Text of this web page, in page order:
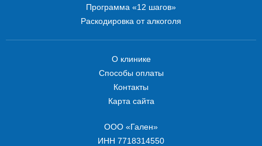
Программа «12 шагов»
Раскодировка от алкоголя
О клинике
Способы оплаты
Контакты
Карта сайта
ООО «Гален»
ИНН 7718314550